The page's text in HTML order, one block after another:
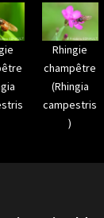
Rhingie
champêtre
(Rhingia
campestris
)